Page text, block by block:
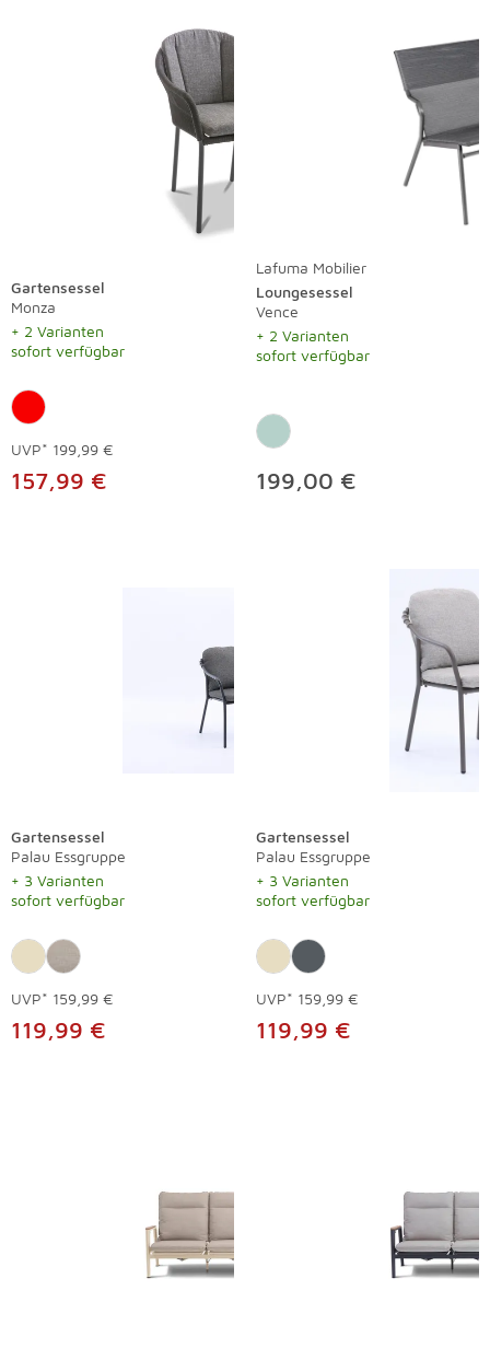
Gartensessel
Monza
+ 2 Varianten
sofort verfügbar
UVP* 199,99 €
157,99 €
Lafuma Mobilier
Loungesessel
Vence
+ 2 Varianten
sofort verfügbar
199,00 €
Gartensessel
Palau Essgruppe
+ 3 Varianten
sofort verfügbar
UVP* 159,99 €
119,99 €
Gartensessel
Palau Essgruppe
+ 3 Varianten
sofort verfügbar
UVP* 159,99 €
119,99 €